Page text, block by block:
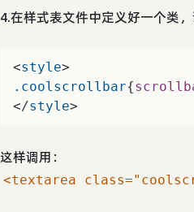
4.在样式表文件中定义好一个类，
<style
.coolscrollbar{
</style>
这样调用：
<textarea